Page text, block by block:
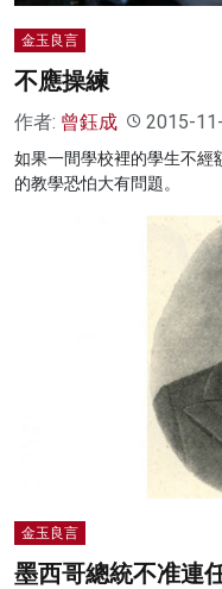
金玉良言
不應操練
作者: 曾鈺成 2015-
如果一間學校裡的學生不經
的教學恐怕大有問題。
金玉良言
墨西哥總統不准連